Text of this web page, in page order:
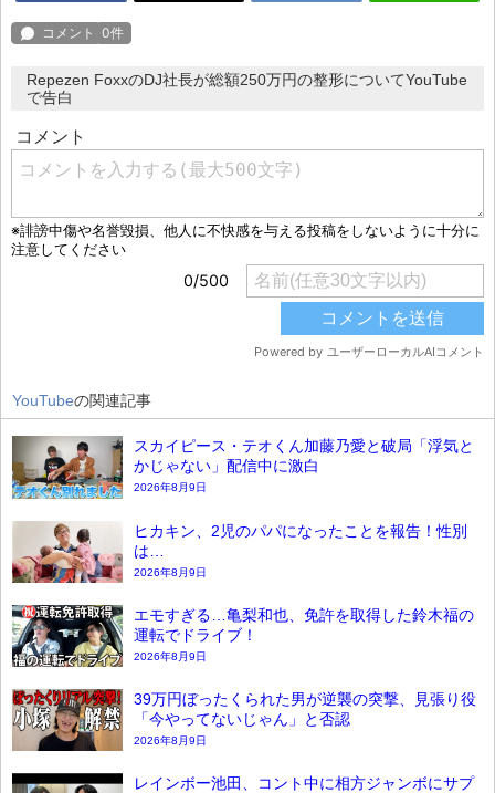
Repezen FoxxのDJ社長が総額250万円の整形についてYouTube
で告白
YouTubeの関連記事
スカイピース・テオくん加藤乃愛と破局「浮気と
かじゃない」配信中に激白
2026年8月9日
ヒカキン、2児のパパになったことを報告！性別
は…
2026年8月9日
エモすぎる…亀梨和也、免許を取得した鈴木福の
運転でドライブ！
2026年8月9日
39万円ぼったくられた男が逆襲の突撃、見張り役
「今やってないじゃん」と否認
2026年8月9日
レインボー池田、コント中に相方ジャンボにサプ